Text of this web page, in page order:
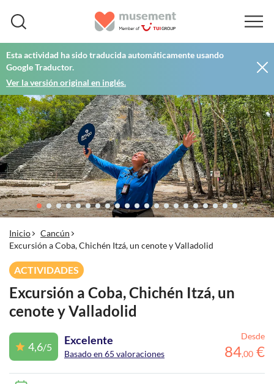
Esta actividad ha sido traducida automáticamente usando
Google Traductor.
Ver la versión original en inglés.
Inicio
Cancún
Excursión a Coba, Chichén Itzá, un cenote y Valladolid
ACTIVIDADES
Excursión a Coba, Chichén Itzá, un
cenote y Valladolid
4,6/5
Excelente
Basado en 65 valoraciones
Desde
84,00 €